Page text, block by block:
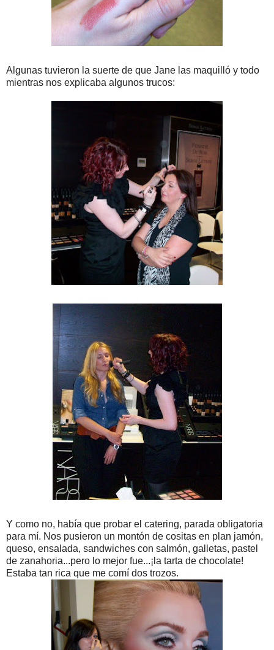
Algunas tuvieron la suerte de que Jane las maquilló y todo
mientras nos explicaba algunos trucos:
Y como no, había que probar el catering, parada obligatoria
para mí. Nos pusieron un montón de cositas en plan jamón,
queso, ensalada, sandwiches con salmón, galletas, pastel
de zanahoria...pero lo mejor fue...¡la tarta de chocolate!
Estaba tan rica que me comí dos trozos.